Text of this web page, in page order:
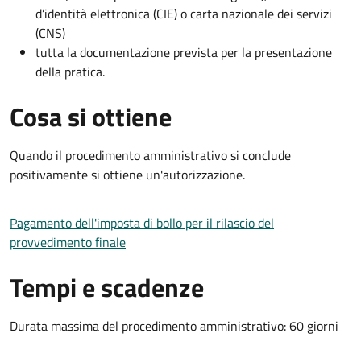
d’identità elettronica (CIE) o carta nazionale dei servizi
(CNS)
tutta la documentazione prevista per la presentazione
della pratica.
Cosa si ottiene
Quando il procedimento amministrativo si conclude
positivamente si ottiene un'autorizzazione.
Pagamento dell'imposta di bollo per il rilascio del
provvedimento finale
Tempi e scadenze
Durata massima del procedimento amministrativo: 60 giorni